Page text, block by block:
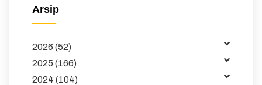
Buku dan Jurnal
Data
Arsip
2026 (52)
2025 (166)
2024 (104)